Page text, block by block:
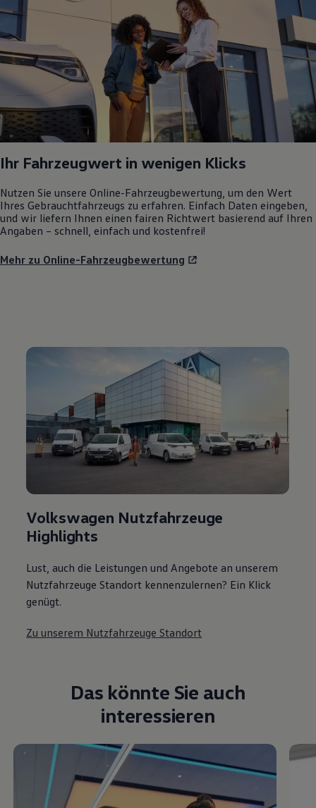
Ihr Fahrzeugwert in wenigen Klicks
Nutzen Sie unsere Online-Fahrzeugbewertung, um den Wert
Ihres Gebrauchtfahrzeugs zu erfahren. Einfach Daten eingeben,
und wir liefern Ihnen einen fairen Richtwert basierend auf Ihren
Angaben – schnell, einfach und kostenfrei!
Mehr zu Online-Fahrzeugbewertung
Volkswagen Nutzfahrzeuge
Highlights
Lust, auch die Leistungen und Angebote an unserem
Nutzfahrzeuge Standort kennenzulernen? Ein Klick
genügt.
Zu unserem Nutzfahrzeuge Standort
Das könnte Sie auch
interessieren